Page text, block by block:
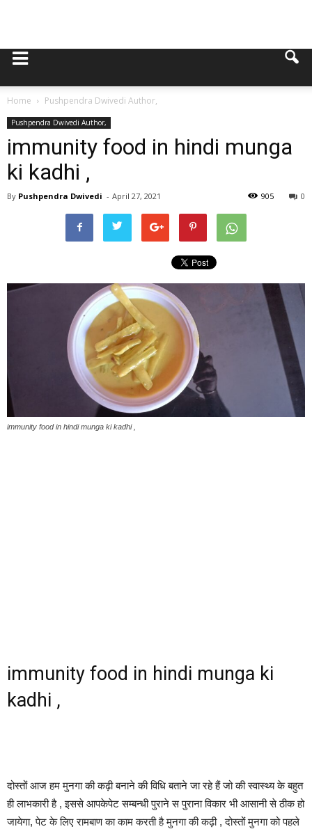
Home Pushpendra Dwivedi Author,
Pushpendra Dwivedi Author,
immunity food in hindi munga
ki kadhi ,
By Pushpendra Dwivedi - April 27, 2021 0
905
immunity food in hindi munga ki kadhi ,
immunity food in hindi munga ki
kadhi ,
दोस्तों आज हम मुनगा की कढ़ी बनाने की विधि बताने जा रहे हैं जो की स्वास्थ्य के बहुत
ही लाभकारी है , इससे आपकेपेट सम्बन्धी पुराने स पुराना विकार भी आसानी से ठीक हो
जायेगा, पेट के लिए रामबाण का काम करती है मुनगा की कढ़ी , दोस्तों मुनगा को पहले